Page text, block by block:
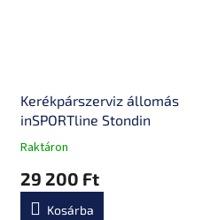
Kerékpárszerviz állomás
inSPORTline Stondin
A
átlagos
értékelése
Raktáron
29 200 Ft
Kosárba